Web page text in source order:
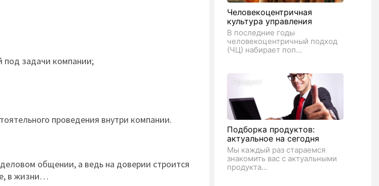
под задачи компании;
проведения внутри компании.
общении, а ведь на доверии строится
в жизни…
Человекоцентричная
культура управления
В последние годы
человекоцентричный подход
(ЧЦ) набирает поп...
Продукт
Подборка продуктов:
актуальное на сегодня
Мы каждый раз стараемся
знакомить вас с актуальными
продукта...